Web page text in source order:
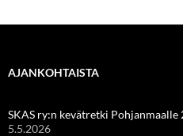
AJANKOHTAISTA
SKAS ry:n kevätretki Pohjanmaalle
5.5.2026